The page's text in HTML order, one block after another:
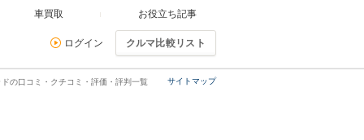
車買取 お役立ち記事
ログイン クルマ比較リスト
サイトマップ
の口コミ・クチコミ・評価・評判一覧